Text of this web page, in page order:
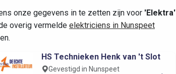
onze gegevens in te zetten zijn voor 'Elektra'
overig vermelde elektriciens in Nunspeet
HS Technieken Henk van 't Slot
Gevestigd in Nunspeet